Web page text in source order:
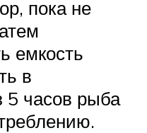
пока не
емкость
в
5 часов рыба